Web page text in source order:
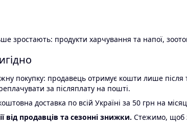
зростають: продукти харчування та напої,
покупку: продавець отримує кошти лише
за післяплату на пошті.
доставка по всій Україні за 50 грн на
від продавців та сезонні знижки. Стежимо, щоб